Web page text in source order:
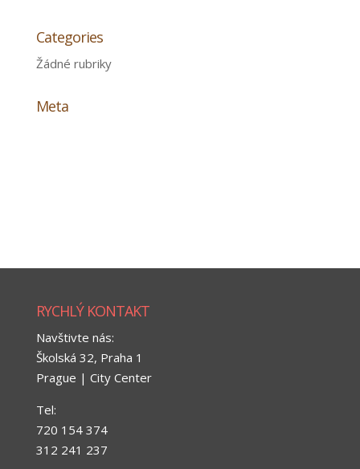
Categories
Žádné rubriky
Meta
RYCHLÝ KONTAKT
Navštivte nás:
Školská 32, Praha 1
Prague | City Center
Tel:
720 154 374
312 241 237